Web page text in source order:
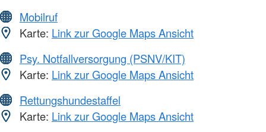
Mobilruf
Karte: Link zur Google Maps Ansicht
Psy. Notfallversorgung (PSNV/KIT)
Karte: Link zur Google Maps Ansicht
Rettungshundestaffel
Karte: Link zur Google Maps Ansicht